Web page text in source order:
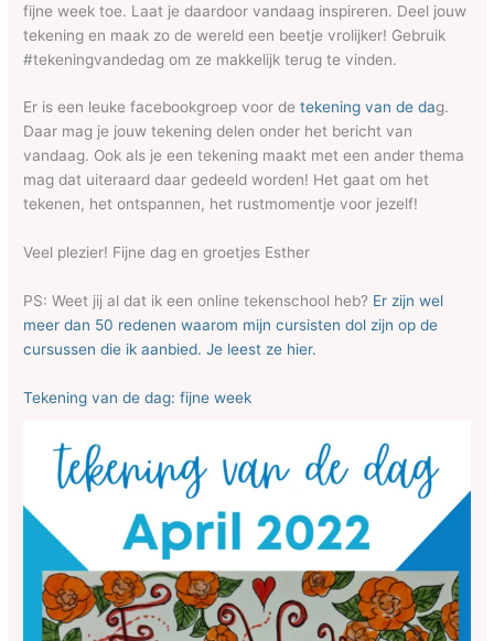
fijne week toe. Laat je daardoor vandaag inspireren. Deel jouw
tekening en maak zo de wereld een beetje vrolijker! Gebruik
#tekeningvandedag om ze makkelijk terug te vinden.
Er is een leuke facebookgroep voor detekening van de dag.
Daar mag je jouw tekening delen onder het bericht van
vandaag. Ook als je een tekening maakt met een ander thema
mag dat uiteraard daar gedeeld worden! Het gaat om het
tekenen, het ontspannen, het rustmomentje voor jezelf!
Veel plezier! Fijne dag en groetjes Esther
PS: Weet jij al dat ik een online tekenschool heb? Er zijn wel
meer dan 50 redenen waarom mijn cursisten dol zijn op de
cursussen die ik aanbied. Je leest ze hier.
Tekening van de dag: fijne week